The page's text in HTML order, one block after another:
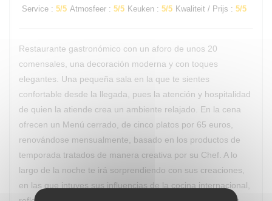
Service : 5/5 Atmosfeer : 5/5 Keuken : 5/5 Kwaliteit / Prijs : 5/5
Restaurante gastronómico con un aforo de unos 20
comensales, una decoración moderna y con toques
elegantes. Una pequeña sala en la que te sientes
confortable desde la llegada, pues la atención y hospitalidad
de quien la atiende crea un ambiente relajado. En la cena
ofrecen un Menú cerrado, de cinco platos por 65 euros,
renovándose mensualmente, basado en los productos de
temporada tratados de manera creativa por su Chef. A lo
largo de la noche te irá sorprendiendo con sus creaciones,
en las que intuyes sus influencias de la cocina internacional,